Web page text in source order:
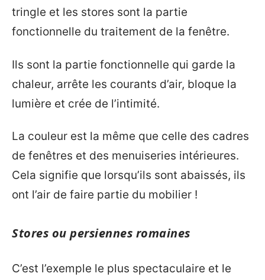
tringle et les stores sont la partie
fonctionnelle du traitement de la fenêtre.
Ils sont la partie fonctionnelle qui garde la
chaleur, arrête les courants d’air, bloque la
lumière et crée de l’intimité.
La couleur est la même que celle des cadres
de fenêtres et des menuiseries intérieures.
Cela signifie que lorsqu’ils sont abaissés, ils
ont l’air de faire partie du mobilier !
Stores ou persiennes romaines
C’est l’exemple le plus spectaculaire et le